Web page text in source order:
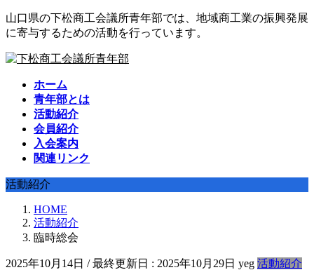
コ
ン
ン
ナ
ビ
ー
山口県の下松商工会議所青年部では、地域商工業の振興発展
に寄与するための活動を行っています。
ホーム
青年部とは
活動紹介
会員紹介
入会案内
関連リンク
活動紹介
HOME
活動紹介
臨時総会
2025年10月14日 / 最終更新日 : 2025年10月29日 yeg 活動紹介